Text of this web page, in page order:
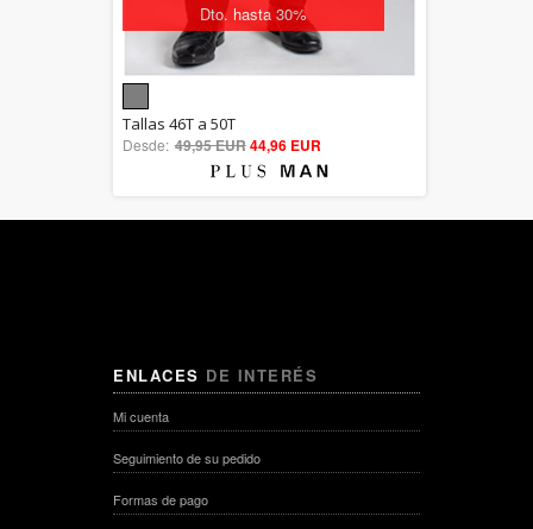
Dto. hasta 30%
5.00
out of 5
Tallas 46T a 50T
Desde: 49,95 EUR44,96 EUR
ENLACES DE INTERÉS
Mi cuenta
Seguimiento de su pedido
Formas de pago